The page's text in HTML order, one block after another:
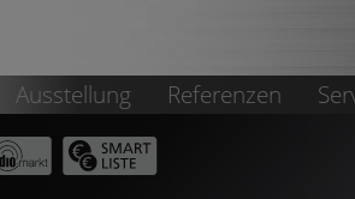
Ausstellung Referenzen